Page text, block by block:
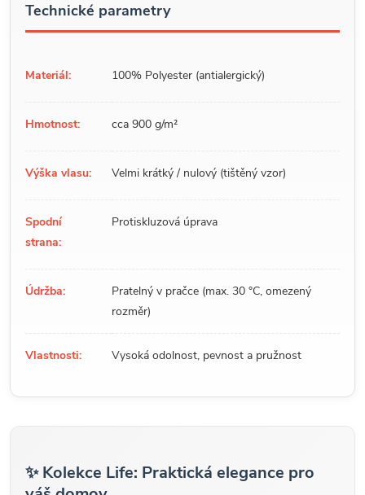
Technické parametry
Materiál: 100% Polyester (antialergický)
Hmotnost: cca 900 g/m²
Výška vlasu: Velmi krátký / nulový (tištěný vzor)
Spodní
strana:
Protiskluzová úprava
Údržba:
Pratelný v pračce (max. 30 °C, omezený
rozměr)
Vlastnosti: Vysoká odolnost, pevnost a pružnost
✨ Kolekce Life: Praktická elegance pro